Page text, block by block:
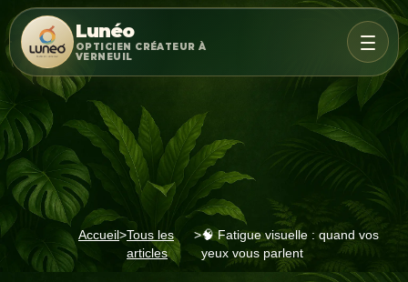
Lunéo
OPTICIEN CRÉATEUR À
VERNEUIL
Accueil>Tous les
articles
>🧠 Fatigue visuelle : quand vos
yeux vous parlent